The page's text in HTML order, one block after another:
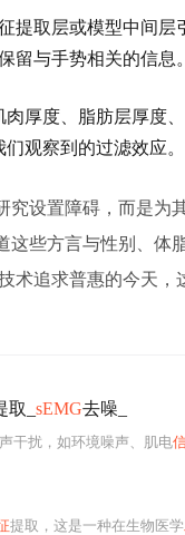
提取层或模型中间
留与手势相关的信息
肉厚度、脂肪层厚度
观察到的过滤效应。
究设置障碍，而是为
这些方言与性别、
术追求普惠的今天
取_ sEMG去噪_
干扰，如环境噪声、肌电
提取，这是一种在生物医学